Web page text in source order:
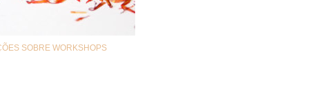
SOBRE WORKSHOPS